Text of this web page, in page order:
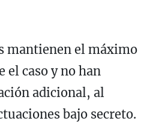
mantienen el máximo
el caso y no han
adicional, al
bajo secreto.